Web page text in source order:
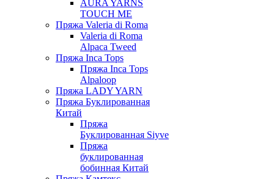
AURA YARNS
TOUCH ME
Пряжа Valeria di Roma
Valeria di Roma
Alpaca Tweed
Пряжа Inca Tops
Пряжа Inca Tops
Alpaloop
Пряжа LADY YARN
Пряжа Буклированная
Китай
Пряжа
Буклированная Siyve
Пряжа
буклированная
бобинная Китай